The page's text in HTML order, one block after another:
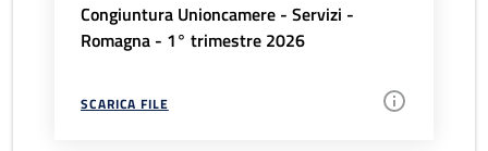
Congiuntura Unioncamere - Servizi -
Romagna - 1° trimestre 2026
SCARICA FILE